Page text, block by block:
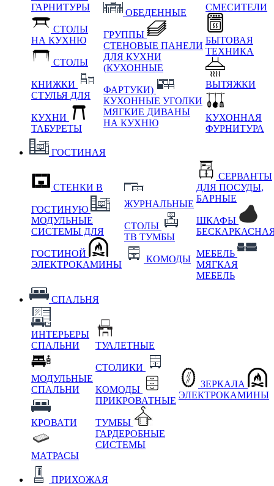
ГАРНИТУРЫ
СТОЛЫ
НА КУХНЮ
СТОЛЫ
КНИЖКИ
СТУЛЬЯ ДЛЯ
КУХНИ
ТАБУРЕТЫ
ОБЕДЕННЫЕ
ГРУППЫ
СТЕНОВЫЕ ПАНЕЛИ
ДЛЯ КУХНИ
(КУХОННЫЕ
ФАРТУКИ)
КУХОННЫЕ УГОЛКИ
МЯГКИЕ ДИВАНЫ
НА КУХНЮ
СМЕСИТЕЛИ
БЫТОВАЯ
ТЕХНИКА
ВЫТЯЖКИ
КУХОННАЯ
ФУРНИТУРА
ГОСТИНАЯ
СТЕНКИ В
ГОСТИНУЮ
МОДУЛЬНЫЕ
СИСТЕМЫ ДЛЯ
ГОСТИНОЙ
ЭЛЕКТРОКАМИНЫ
ЖУРНАЛЬНЫЕ
СТОЛЫ
ТВ ТУМБЫ
КОМОДЫ
СЕРВАНТЫ
ДЛЯ ПОСУДЫ,
БАРНЫЕ
ШКАФЫ
МЕБЕЛЬ
МЯГКАЯ
МЕБЕЛЬ
СПАЛЬНЯ
ИНТЕРЬЕРЫ
СПАЛЬНИ
МОДУЛЬНЫЕ
СПАЛЬНИ
КРОВАТИ
МАТРАСЫ
ТУАЛЕТНЫЕ
СТОЛИКИ
КОМОДЫ
ПРИКРОВАТНЫЕ
ТУМБЫ
ГАРДЕРОБНЫЕ
СИСТЕМЫ
ЗЕРКАЛА
ЭЛЕКТРОКАМИНЫ
ПРИХОЖАЯ